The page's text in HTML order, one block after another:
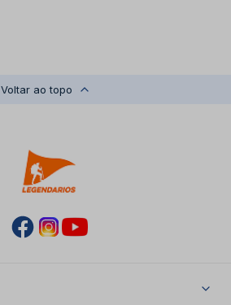
Voltar ao topo